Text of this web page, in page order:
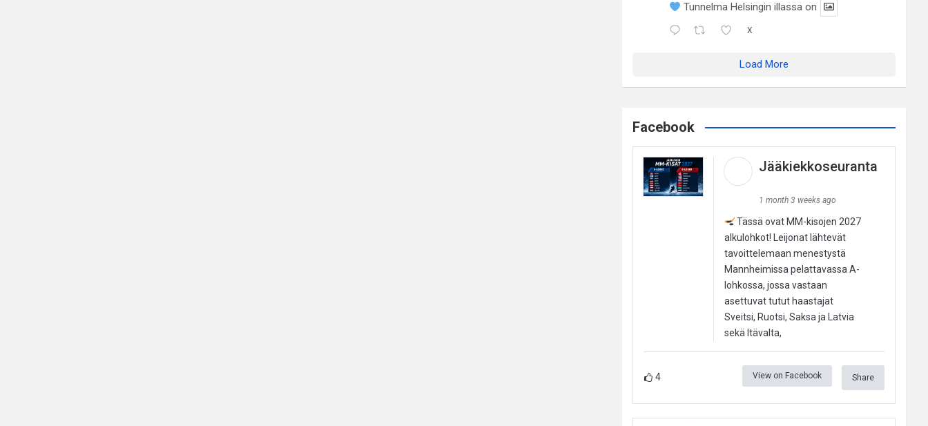
Tunnelma Helsingin illassa on
X
Load More
Facebook
Jääkiekkoseuranta
1 month 3 weeks ago
Tässä ovat MM-kisojen 2027
alkulohkot! Leijonat lähtevät
tavoittelemaan menestystä
Mannheimissa pelattavassa A-
lohkossa, jossa vastaan
asettuvat tutut haastajat
Sveitsi, Ruotsi, Saksa ja Latvia
sekä Itävalta,
4 View on Facebook Share